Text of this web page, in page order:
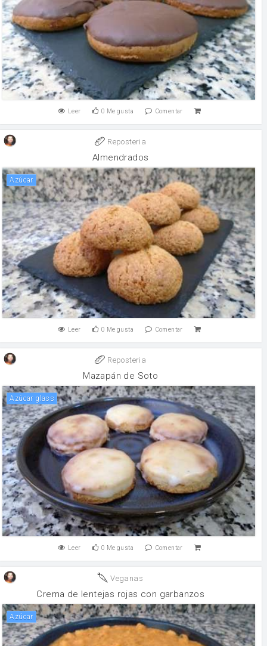
Leer 0 Me gusta Comentar
Reposteria
Almendrados
Azúcar
Leer 0 Me gusta Comentar
Reposteria
Mazapán de Soto
Azúcar glass
Leer 0 Me gusta Comentar
Veganas
Crema de lentejas rojas con garbanzos
Azúcar